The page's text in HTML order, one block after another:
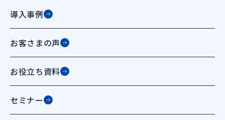
導入事例
お客さまの声
お役立ち資料
セミナー